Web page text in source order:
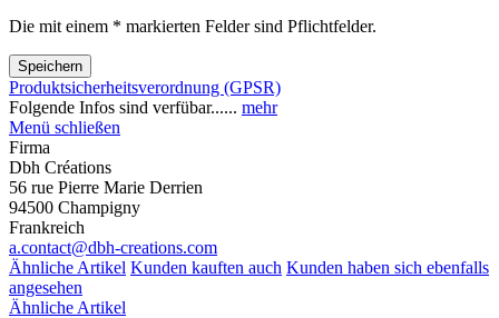
Die mit einem * markierten Felder sind Pflichtfelder.
Speichern
Produktsicherheitsverordnung (GPSR)
Folgende Infos sind verfübar...... mehr
Menü schließen
Firma
Dbh Créations
56 rue Pierre Marie Derrien
94500 Champigny
Frankreich
a.contact@dbh-creations.com
Ähnliche Artikel Kunden kauften auch Kunden haben sich ebenfalls
angesehen
Ähnliche Artikel